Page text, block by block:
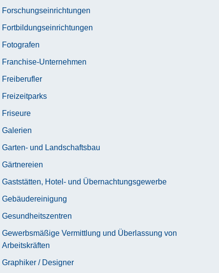
Forschungseinrichtungen
Fortbildungseinrichtungen
Fotografen
Franchise-Unternehmen
Freiberufler
Freizeitparks
Friseure
Galerien
Garten- und Landschaftsbau
Gärtnereien
Gaststätten, Hotel- und Übernachtungsgewerbe
Gebäudereinigung
Gesundheitszentren
Gewerbsmäßige Vermittlung und Überlassung von
Arbeitskräften
Graphiker / Designer